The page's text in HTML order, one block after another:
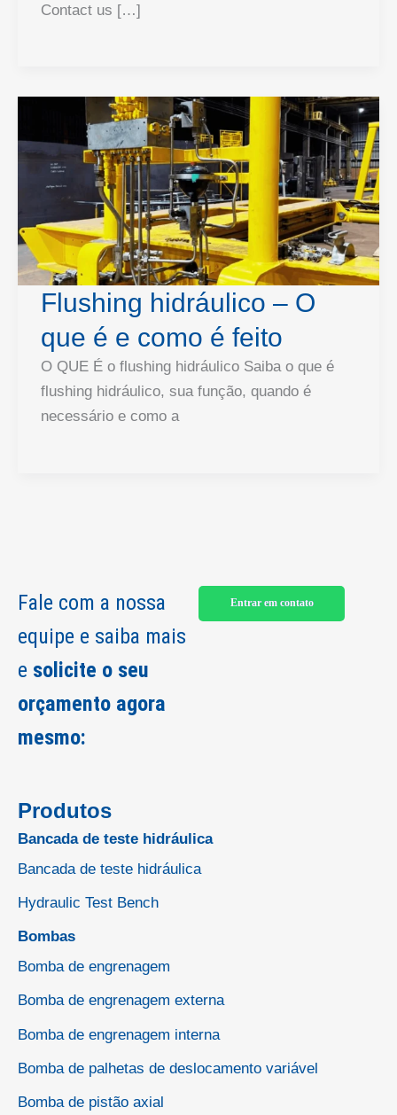
Contact us […]
Flushing hidráulico – O
que é e como é feito
O QUE É o flushing hidráulico Saiba o que é
flushing hidráulico, sua função, quando é
necessário e como a
Fale com a nossa
equipe e saiba mais
e solicite o seu
orçamento agora
mesmo:
Entrar em contato
Produtos
Bancada de teste hidráulica
Bancada de teste hidráulica
Hydraulic Test Bench
Bombas
Bomba de engrenagem
Bomba de engrenagem externa
Bomba de engrenagem interna
Bomba de palhetas de deslocamento variável
Bomba de pistão axial